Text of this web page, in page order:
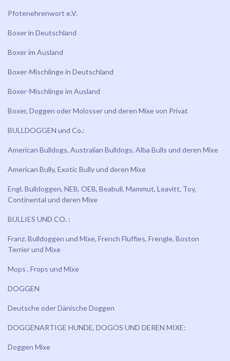
Pfotenehrenwort e.V.
Boxer in Deutschland
Boxer im Ausland
Boxer-Mischlinge in Deutschland
Boxer-Mischlinge im Ausland
Boxer, Doggen oder Molosser und deren Mixe von Privat
BULLDOGGEN und Co.:
American Bulldogs, Australian Bulldogs, Alba Bulls und deren Mixe
American Bully, Exotic Bully und deren Mixe
Engl. Bulldoggen, NEB, OEB, Beabull, Mammut, Leavitt, Toy,
Continental und deren Mixe
BULLIES UND CO. :
Franz. Bulldoggen und Mixe, French Fluffies, Frengle, Boston
Terrier und Mixe
Mops , Frops und Mixe
DOGGEN
Deutsche oder Dänische Doggen
DOGGENARTIGE HUNDE, DOGOS UND DEREN MIXE:
Doggen Mixe